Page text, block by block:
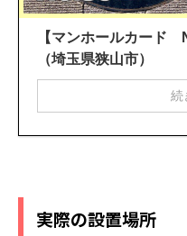
【マンホールカード
（埼玉県狭山市）
続
実際の設置場所